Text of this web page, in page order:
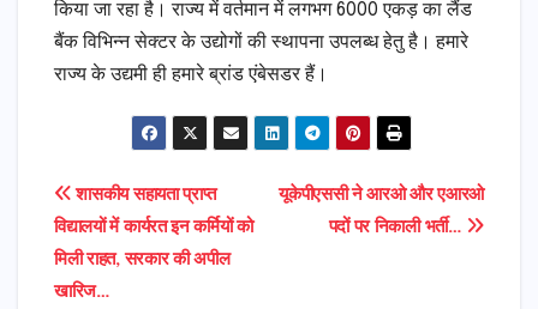
किया जा रहा है। राज्य में वर्तमान में लगभग 6000 एकड़ का लैंड
बैंक विभिन्न सेक्टर के उद्योगों की स्थापना उपलब्ध हेतु है। हमारे
राज्य के उद्यमी ही हमारे ब्रांड एंबेसडर हैं।
Post
navigation
यूकेपीएससी ने आरओ और एआरओ
पदों पर निकाली भर्ती…
शासकीय सहायता प्राप्त
विद्यालयों में कार्यरत इन कर्मियों को
मिली राहत, सरकार की अपील
खारिज…